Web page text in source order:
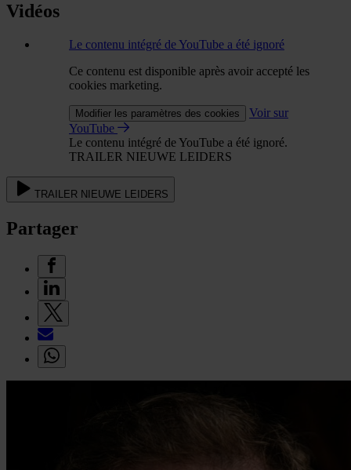
Vidéos
Le contenu intégré de YouTube a été ignoré
Ce contenu est disponible après avoir accepté les
cookies marketing.
Modifier les paramètres des cookies
Voir sur
YouTube
Le contenu intégré de YouTube a été ignoré.
TRAILER NIEUWE LEIDERS
TRAILER NIEUWE LEIDERS
Partager